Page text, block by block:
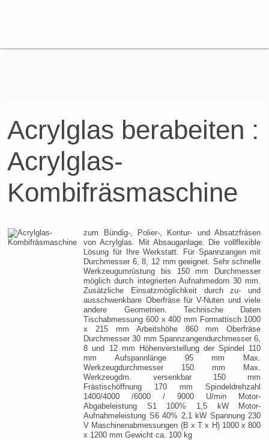
Acrylglas berabeiten :
Acrylglas-
Kombifräsmaschine
zum Bündig-, Polier-, Kontur- und Absatzfräsen
von Acrylglas. Mit Absauganlage. Die vollflexible
Lösung für Ihre Werkstatt. Für Spannzangen mit
Durchmesser 6, 8, 12 mm geeignet. Sehr schnelle
Werkzeugumrüstung bis 150 mm Durchmesser
möglich durch integrierten Aufnahmedorn 30 mm.
Zusätzliche Einsatzmöglichkeit durch zu- und
ausschwenkbare Oberfräse für V-Nuten und viele
andere Geometrien. Technische Daten
Tischabmessung 600 x 400 mm Formattisch 1000
x 215 mm Arbeitshöhe 860 mm Oberfräse
Durchmesser 30 mm Spannzangendurchmesser 6,
8 und 12 mm Höhenverstellung der Spindel 110
mm Aufspannlänge 95 mm Max.
Werkzeugdurchmesser 150 mm Max.
Werkzeugdm. versenkbar 150 mm
Frästischöffnung 170 mm Spindeldrehzahl
1400/4000 /6000 / 9000 U/min Motor-
Abgabeleistung S1 100% 1,5 kW Motor-
Aufnahmeleistung S6 40% 2,1 kW Spannung 230
V Maschinenabmessungen (B x T x H) 1000 x 800
x 1200 mm Gewicht ca. 100 kg